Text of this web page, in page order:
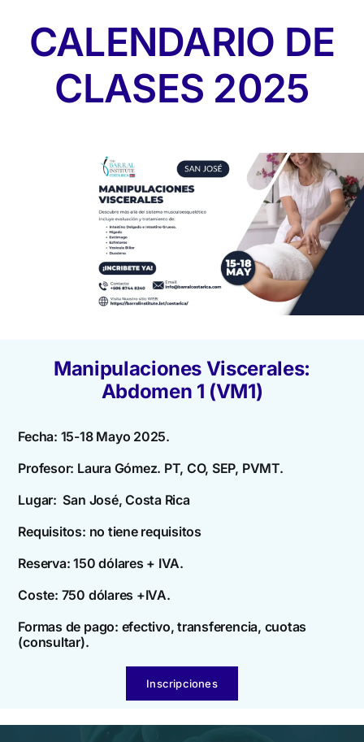
CALENDARIO DE
CLASES 2025
Manipulaciones Viscerales:
Abdomen 1 (VM1)
Fecha: 15-18 Mayo 2025.
Profesor: Laura Gómez. PT, CO, SEP, PVMT.
Lugar: San José, Costa Rica
Requisitos: no tiene requisitos
Reserva: 150 dólares + IVA.
Coste: 750 dólares +IVA.
Formas de pago: efectivo, transferencia, cuotas
(consultar).
Inscripciones